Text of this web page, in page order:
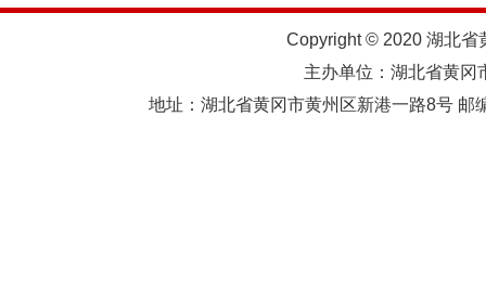
Copyright © 2020 湖北省
主办单位：湖北省黄
地址：湖北省黄冈市黄州区新港一路8号